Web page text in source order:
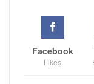
Facebook
Likes